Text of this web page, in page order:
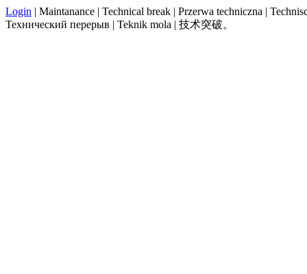
Login | Maintanance | Technical break | Przerwa techniczna |
Технический перерыв | Teknik mola | 技术突破。